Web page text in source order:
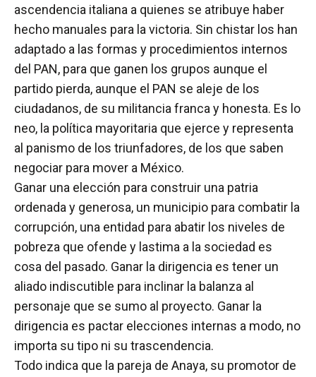
ascendencia italiana a quienes se atribuye haber
hecho manuales para la victoria. Sin chistar los han
adaptado a las formas y procedimientos internos
del PAN, para que ganen los grupos aunque el
partido pierda, aunque el PAN se aleje de los
ciudadanos, de su militancia franca y honesta. Es lo
neo, la política mayoritaria que ejerce y representa
al panismo de los triunfadores, de los que saben
negociar para mover a México.
Ganar una elección para construir una patria
ordenada y generosa, un municipio para combatir la
corrupción, una entidad para abatir los niveles de
pobreza que ofende y lastima a la sociedad es
cosa del pasado. Ganar la dirigencia es tener un
aliado indiscutible para inclinar la balanza al
personaje que se sumo al proyecto. Ganar la
dirigencia es pactar elecciones internas a modo, no
importa su tipo ni su trascendencia.
Todo indica que la pareja de Anaya, su promotor de